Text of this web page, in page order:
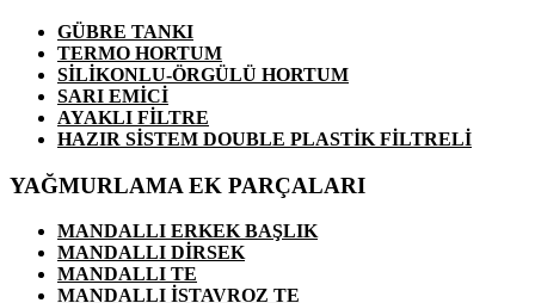
GÜBRE TANKI
TERMO HORTUM
SİLİKONLU-ÖRGÜLÜ HORTUM
SARI EMİCİ
AYAKLI FİLTRE
HAZIR SİSTEM DOUBLE PLASTİK FİLTRELİ
YAĞMURLAMA EK PARÇALARI
MANDALLI ERKEK BAŞLIK
MANDALLI DİRSEK
MANDALLI TE
MANDALLI İSTAVROZ TE